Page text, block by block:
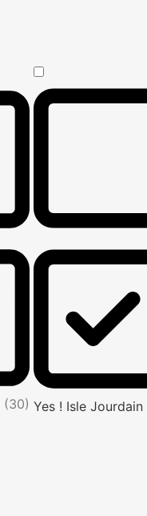
(30) Yes ! Isle Jourdain